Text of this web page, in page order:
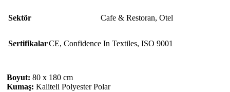
Sektör Cafe & Restoran, Otel
SertifikalarCE, Confidence In Textiles, ISO 9001
Boyut: 80 x 180 cm
Kumaş: Kaliteli Polyester Polar